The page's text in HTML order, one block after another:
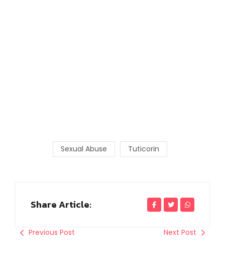
Sexual Abuse Tuticorin
Share Article:
Previous Post Next Post